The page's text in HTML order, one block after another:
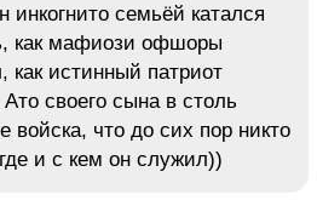
инкогнито семьёй катался
как мафиози офшоры
как истинный патриот
своего сына в столь
войска, что до сих пор никто
и с кем он служил))